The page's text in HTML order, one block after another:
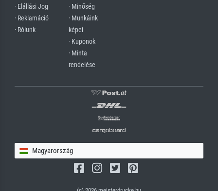
· Elállási Jog
· Reklamáció
· Rólunk
· Minőség
· Munkáink
képei
· Kuponok
· Minta
rendelése
Magyarország